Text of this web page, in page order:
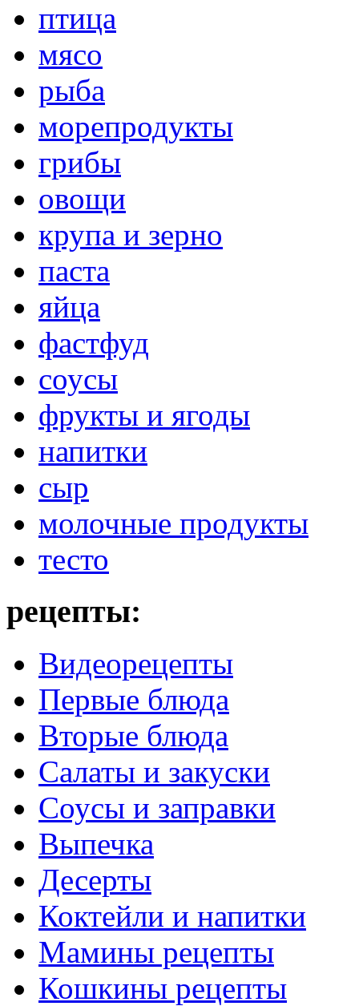
птица
мясо
рыба
морепродукты
грибы
овощи
крупа и зерно
паста
яйца
фастфуд
соусы
фрукты и ягоды
напитки
сыр
молочные продукты
тесто
рецепты:
Видеорецепты
Первые блюда
Вторые блюда
Салаты и закуски
Соусы и заправки
Выпечка
Десерты
Коктейли и напитки
Мамины рецепты
Кошкины рецепты